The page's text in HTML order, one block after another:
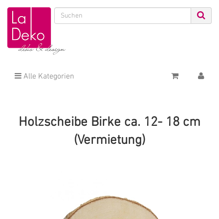
Alle Kategorien
Holzscheibe Birke ca. 12- 18 cm
(Vermietung)